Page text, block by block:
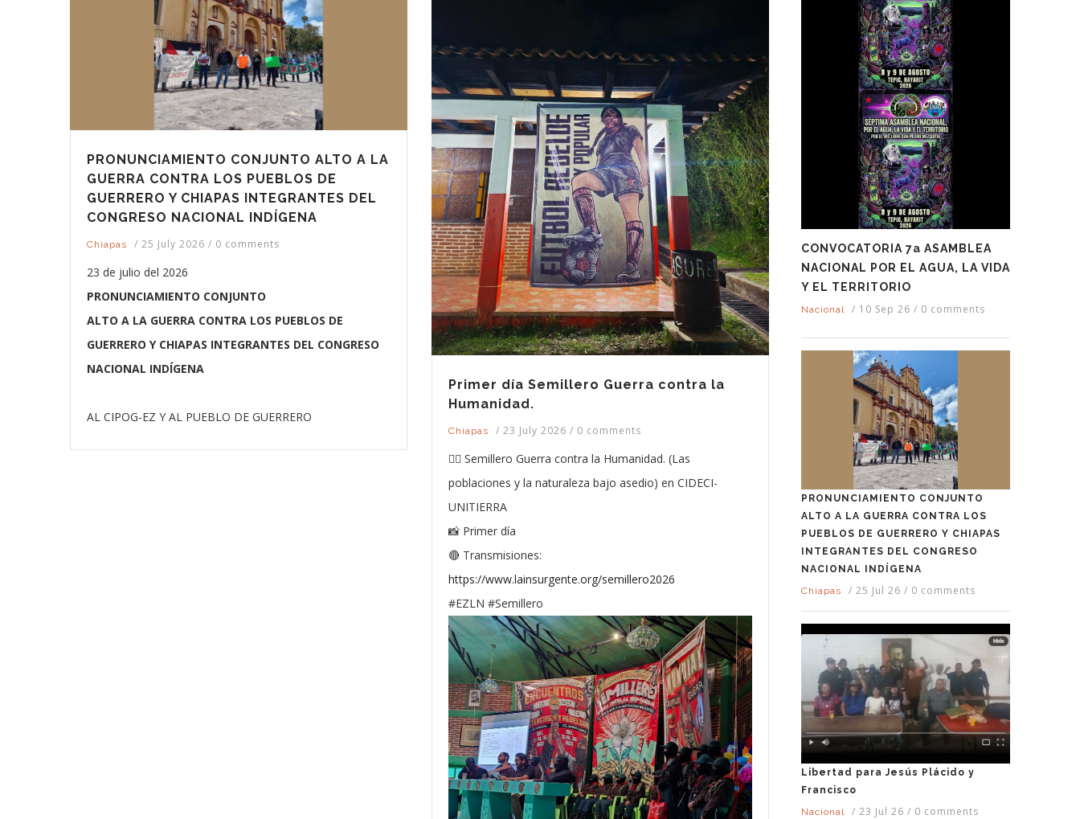
PRONUNCIAMIENTO CONJUNTO ALTO A LA
GUERRA CONTRA LOS PUEBLOS DE
GUERRERO Y CHIAPAS INTEGRANTES DEL
CONGRESO NACIONAL INDÍGENA
Chiapas / 25 July 2026 / 0 comments
23 de julio del 2026
PRONUNCIAMIENTO CONJUNTO
ALTO A LA GUERRA CONTRA LOS PUEBLOS DE
GUERRERO Y CHIAPAS INTEGRANTES DEL CONGRESO
NACIONAL INDÍGENA
AL CIPOG-EZ Y AL PUEBLO DE GUERRERO
Primer día Semillero Guerra contra la
Humanidad.
Chiapas / 23 July 2026 / 0 comments
✊🏽 Semillero Guerra contra la Humanidad. (Las
poblaciones y la naturaleza bajo asedio) en CIDECI-
UNITIERRA
📸 Primer día
🔴 Transmisiones:
https://www.lainsurgente.org/semillero2026
#EZLN #Semillero
CONVOCATORIA 7a ASAMBLEA
NACIONAL POR EL AGUA, LA VIDA
Y EL TERRITORIO
Nacional / 10 Sep 26 / 0 comments
PRONUNCIAMIENTO CONJUNTO
ALTO A LA GUERRA CONTRA LOS
PUEBLOS DE GUERRERO Y CHIAPAS
INTEGRANTES DEL CONGRESO
NACIONAL INDÍGENA
Chiapas
/ 25 Jul 26 / 0 comments
Libertad para Jesús Plácido y
Francisco
Nacional
/ 23 Jul 26 / 0 comments